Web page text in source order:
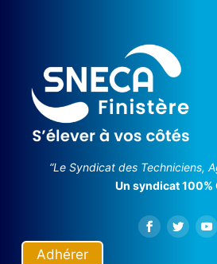
“Le Syndicat des Techniciens,
Un syndicat
Adhérer